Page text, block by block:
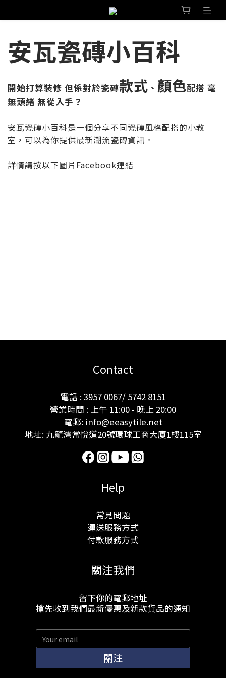
安瓦瓷磚小百科
開始打算裝修 但係對於瓷磚款式 、 顏色配搭 毫
無頭緒 無從入手？
安瓦瓷磚小百科是一個分享不同瓷磚風格配搭的小教
室，可以為你提供最新潮流瓷磚資訊。
詳情請按以下圖片Facebook連結
Contact
電話 : 3957 0067/ 5742 8151
營業時間 : 上午 11:00 - 晚上 20:00
電郵: info@eeasytile.net
地址: 九龍灣常悅道20號環球工商大廈1樓115室
Help
常見問題
運送服務方式
付款服務方式
關注我們
留下你的電郵地址
搶先收到我們最新優惠及新款貨品的通知
關注